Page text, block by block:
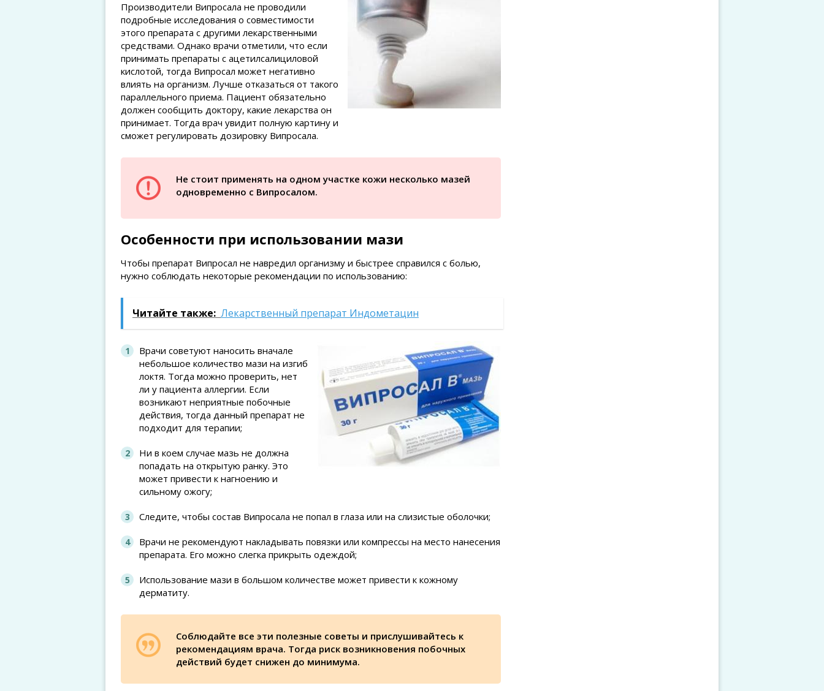
Производители Випросала не проводили
подробные исследования о совместимости
этого препарата с другими лекарственными
средствами. Однако врачи отметили, что если
принимать препараты с ацетилсалициловой
кислотой, тогда Випросал может негативно
влиять на организм. Лучше отказаться от такого
параллельного приема. Пациент обязательно
должен сообщить доктору, какие лекарства он
принимает. Тогда врач увидит полную картину и
сможет регулировать дозировку Випросала.
Не стоит применять на одном участке кожи несколько мазей
одновременно с Випросалом.
Особенности при использовании мази
Чтобы препарат Випросал не навредил организму и быстрее справился с болью,
нужно соблюдать некоторые рекомендации по использованию:
Читайте также: Лекарственный препарат Индометацин
Врачи советуют наносить вначале
небольшое количество мази на изгиб
локтя. Тогда можно проверить, нет
ли у пациента аллергии. Если
возникают неприятные побочные
действия, тогда данный препарат не
подходит для терапии;
Ни в коем случае мазь не должна
попадать на открытую ранку. Это
может привести к нагноению и
сильному ожогу;
Следите, чтобы состав Випросала не попал в глаза или на слизистые оболочки;
Врачи не рекомендуют накладывать повязки или компрессы на место нанесения
препарата. Его можно слегка прикрыть одеждой;
Использование мази в большом количестве может привести к кожному
дерматиту.
Соблюдайте все эти полезные советы и прислушивайтесь к
рекомендациям врача. Тогда риск возникновения побочных
действий будет снижен до минимума.